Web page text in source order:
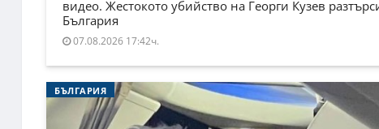
видео. Жестокото убийство на Георги Кузев
България
07.08.2026 17:42ч.
БЪЛГАРИЯ